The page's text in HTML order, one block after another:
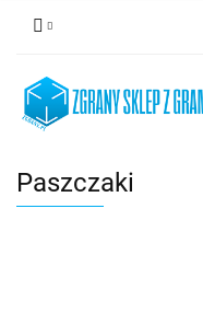
Paszczaki